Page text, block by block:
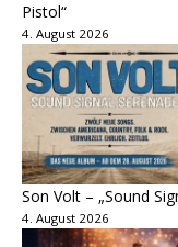
Pistol“
4. August 2026
Son Volt – „Sound
4. August 2026